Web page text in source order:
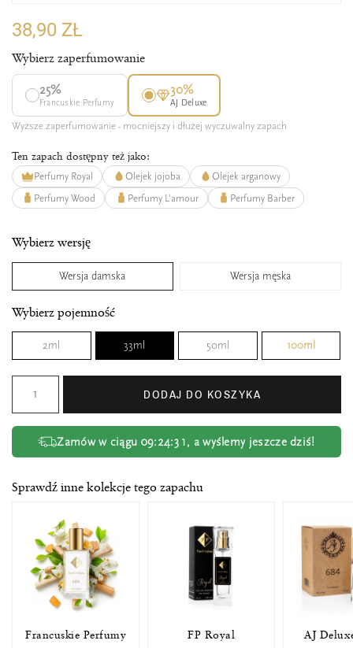
38,90 ZŁ
Wybierz zaperfumowanie
25%
Francuskie Perfumy
30%
AJ Deluxe
Wyższe zaperfumowanie - mocniejszy i dłużej wyczuwalny zapach
Ten zapach dostępny też jako:
Perfumy Royal Olejek jojoba
Olejek arganowy
Perfumy Wood
Perfumy L'amour Perfumy Barber
Wybierz wersję
Wersja damska Wersja męska
Wybierz pojemność
2ml 33ml 50ml 100ml
DODAJ DO KOSZYKA
Zamów w ciągu 09:24:30, a wyślemy jeszcze dziś!
Sprawdź inne kolekcje tego zapachu
Francuskie Perfumy FP Royal AJ